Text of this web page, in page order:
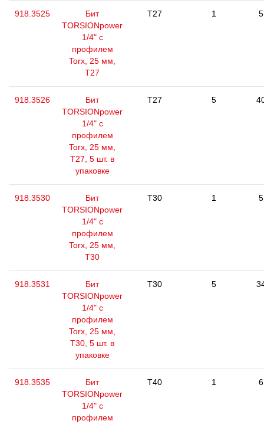
918.3525
Бит
TORSIONpower
1/4" с
профилем
Torx, 25 мм,
Т27
T27 1 5
918.3526
Бит
TORSIONpower
1/4" с
профилем
Torx, 25 мм,
Т27, 5 шт. в
упаковке
T27 5
918.3530
Бит
TORSIONpower
1/4" с
профилем
Torx, 25 мм,
Т30
T30 1 5
918.3531
Бит
TORSIONpower
1/4" с
профилем
Torx, 25 мм,
Т30, 5 шт. в
упаковке
T30 5
918.3535
Бит
TORSIONpower
1/4" с
профилем
T40 1 6